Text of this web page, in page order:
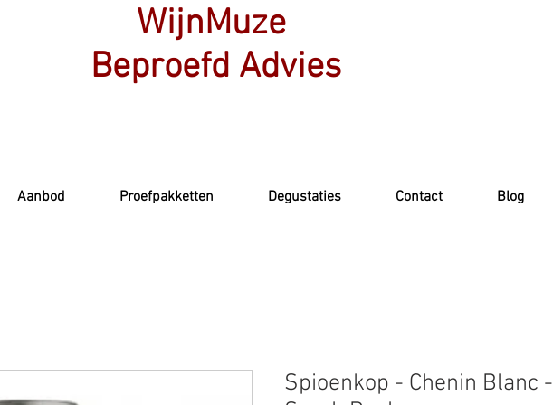
WijnMuze
Beproefd Advies
Aanbod Proefpakketten Degustaties Contact Blog
Spioenkop - Chenin Blanc -